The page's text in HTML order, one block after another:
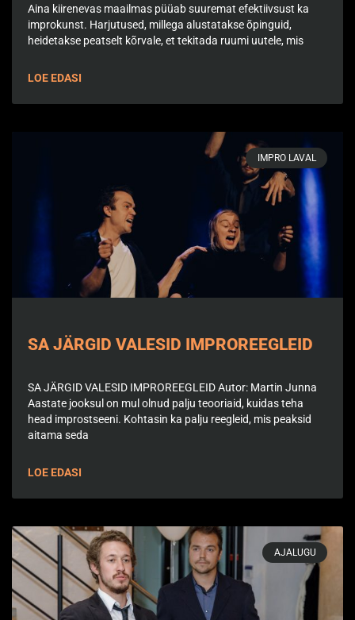
Aina kiirenevas maailmas püüab suuremat efektiivsust ka
improkunst. Harjutused, millega alustatakse õpinguid,
heidetakse peatselt kõrvale, et tekitada ruumi uutele, mis
LOE EDASI
IMPRO LAVAL
SA JÄRGID VALESID IMPROREEGLEID
SA JÄRGID VALESID IMPROREEGLEID Autor: Martin Junna
Aastate jooksul on mul olnud palju teooriaid, kuidas teha
head improstseeni. Kohtasin ka palju reegleid, mis peaksid
aitama seda
LOE EDASI
AJALUGU